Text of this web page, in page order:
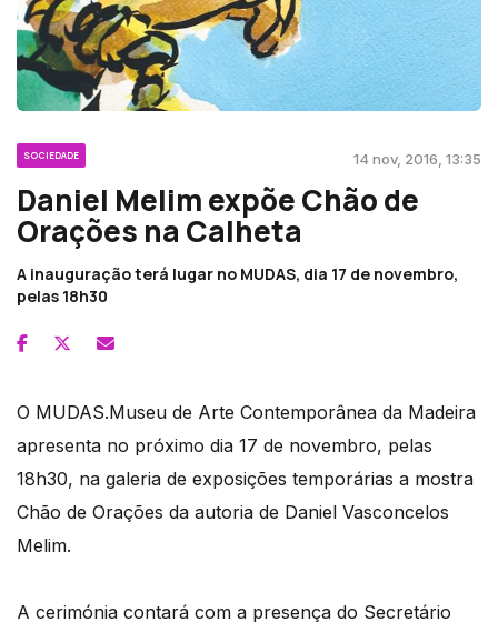
SOCIEDADE 14 nov, 2016, 13:35
Daniel Melim expõe Chão de
Orações na Calheta
A inauguração terá lugar no MUDAS, dia 17 de novembro,
pelas 18h30
O MUDAS.Museu de Arte Contemporânea da Madeira
apresenta no próximo dia 17 de novembro, pelas
18h30, na galeria de exposições temporárias a mostra
Chão de Orações da autoria de Daniel Vasconcelos
Melim.
A cerimónia contará com a presença do Secretário